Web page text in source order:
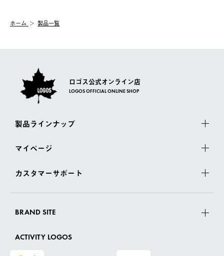
【配送業者】
佐川急便にて配送されます。
む）は受け付けておりません。
一度お手元の商品を返品いただき、ご希望商品を再注文してくだ
ホーム 製品一覧
ロゴス公式オンライン店
LOGOS OFFICIAL ONLINE SHOP
製品ラインナップ
マイページ
カスタマーサポート
BRAND SITE
ACTIVITY LOGOS